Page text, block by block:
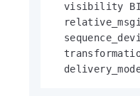
visibility